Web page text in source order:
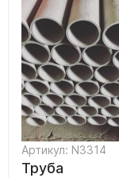
Артикул: N3314
Труба